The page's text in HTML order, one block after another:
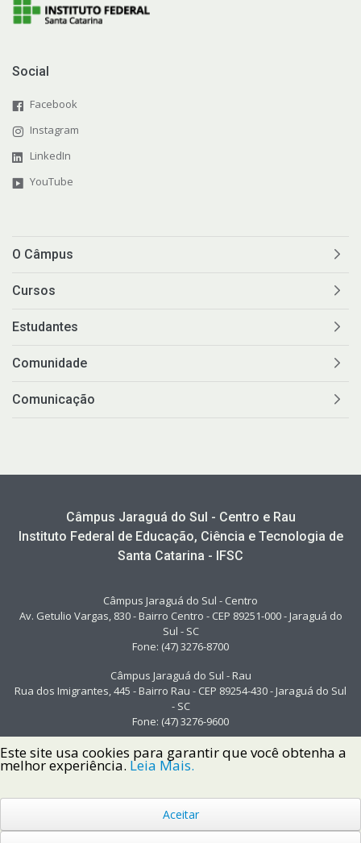
Social
Facebook
Instagram
LinkedIn
YouTube
O Câmpus
Cursos
Estudantes
Comunidade
Comunicação
Câmpus Jaraguá do Sul - Centro e Rau
Instituto Federal de Educação, Ciência e Tecnologia de
Santa Catarina - IFSC
Câmpus Jaraguá do Sul - Centro
Av. Getulio Vargas, 830 - Bairro Centro - CEP 89251-000 - Jaraguá do
Sul - SC
Fone: (47) 3276-8700
Câmpus Jaraguá do Sul - Rau
Rua dos Imigrantes, 445 - Bairro Rau - CEP 89254-430 - Jaraguá do Sul
- SC
Fone: (47) 3276-9600
Copyright © 2022 Instituto Federal de Santa Catarina IFSC
Todos os Direitos Reservados.
Este site usa cookies para garantir que você obtenha a
melhor experiência. Leia Mais.
Aceitar